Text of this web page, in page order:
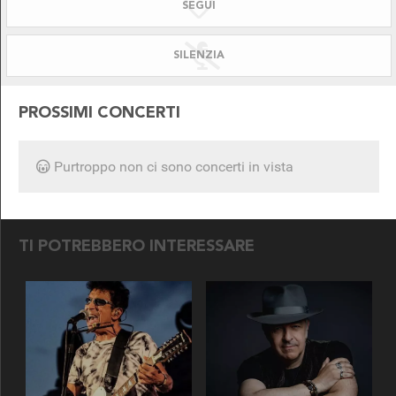
SEGUI
SILENZIA
PROSSIMI CONCERTI
Purtroppo non ci sono concerti in vista
TI POTREBBERO INTERESSARE
SEGUICI SU